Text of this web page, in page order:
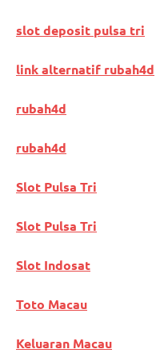
slot deposit pulsa tri
link alternatif rubah4d
rubah4d
rubah4d
Slot Pulsa Tri
Slot Pulsa Tri
Slot Indosat
Toto Macau
Keluaran Macau